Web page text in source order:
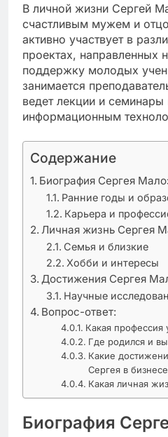
В личной жизни Сергей
счастливым мужем и
активно участвует в
проектах, направленных
поддержку молодых
занимается
ведет лекции и
информационным
Содержание
Биография Сергея
Ранние годы и
Карьера и
Личная жизнь Сергея
Семья и близкие
Хобби и интересы
Достижения Сергея
Научные
Вопрос-ответ:
Какая профессия
Где родился и
Какие
Сергея в
Какая личная
Биография